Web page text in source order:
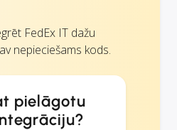
FedEx IT dažu
nepieciešams kods.
pielāgotu